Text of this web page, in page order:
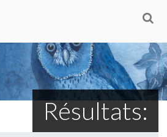
Résultats: